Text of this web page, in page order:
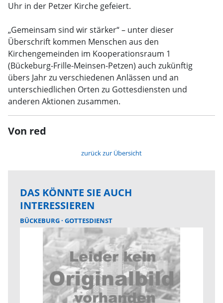
Uhr in der Petzer Kirche gefeiert.
„Gemeinsam sind wir stärker“ – unter dieser
Überschrift kommen Menschen aus den
Kirchengemeinden im Kooperationsraum 1
(Bückeburg-Frille-Meinsen-Petzen) auch zukünftig
übers Jahr zu verschiedenen Anlässen und an
unterschiedlichen Orten zu Gottesdiensten und
anderen Aktionen zusammen.
Von red
zurück zur Übersicht
DAS KÖNNTE SIE AUCH
INTERESSIEREN
BÜCKEBURG GOTTESDIENST